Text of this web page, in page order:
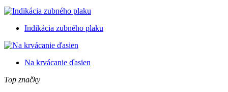
Indikácia zubného plaku
Na krvácanie ďasien
Top značky